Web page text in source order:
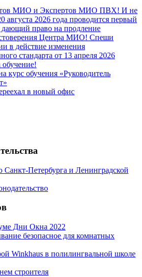
МИО и Экспертов МИО ПВХ! И не
августа 2026 года проводится первый
право на продление
Центра МИО! Спеши
в действие изменения
стандарта от 13 апреля 2026
курс обучения «Руководитель
в новый офис
Санкт-Петербурга и Ленинградской
Дни Окна 2022
безопасное для комнатных
Winkhaus в полилингвальной школе
строителя